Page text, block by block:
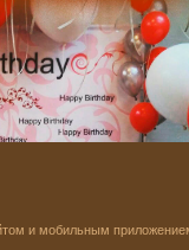
и мобильным